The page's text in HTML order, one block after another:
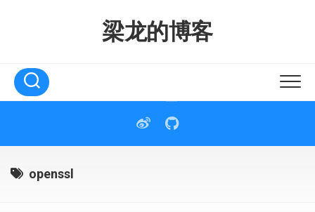
梁龙的博客
openssl